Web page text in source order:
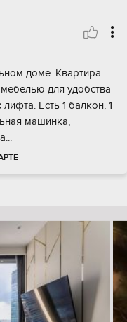
доме. Квартира
для удобства
Есть 1 балкон, 1
машинка,